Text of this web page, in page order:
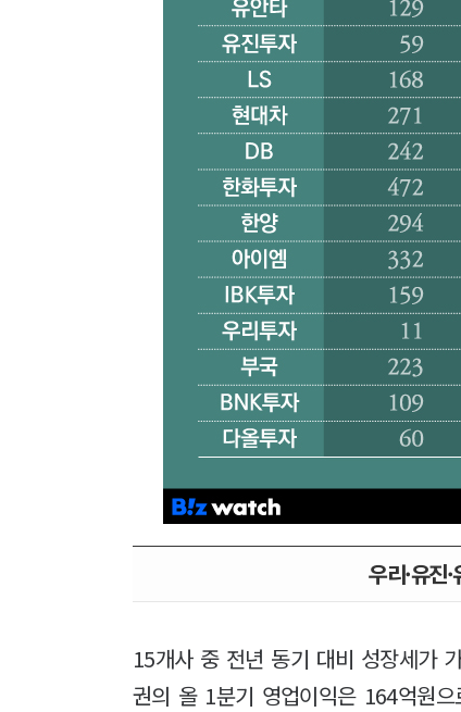
우리·유진
15개사 중 전년 동기 대비 성장세가
권의 올 1분기 영업이익은 164억원